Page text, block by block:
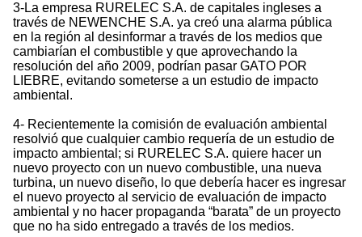
3-La empresa RURELEC S.A. de capitales ingleses a
través de NEWENCHE S.A. ya creó una alarma pública
en la región al desinformar a través de los medios que
cambiarían el combustible y que aprovechando la
resolución del año 2009, podrían pasar GATO POR
LIEBRE, evitando someterse a un estudio de impacto
ambiental.
4- Recientemente la comisión de evaluación ambiental
resolvió que cualquier cambio requería de un estudio de
impacto ambiental; si RURELEC S.A. quiere hacer un
nuevo proyecto con un nuevo combustible, una nueva
turbina, un nuevo diseño, lo que debería hacer es ingresar
el nuevo proyecto al servicio de evaluación de impacto
ambiental y no hacer propaganda “barata” de un proyecto
que no ha sido entregado a través de los medios.